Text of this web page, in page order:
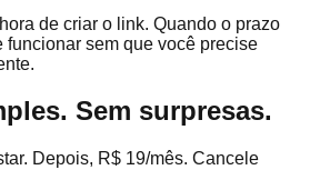
de criar o link. Quando o prazo
funcionar sem que você precise
Sem surpresas.
Depois, R$ 19/mês. Cancele